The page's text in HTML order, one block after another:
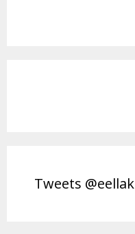
Tweets @eellak